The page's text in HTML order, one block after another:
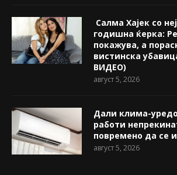
Салма Хајек со
годишна ќерка:
покажува, a
вистинска
ВИДЕО)
август 5, 2026
Дали клима-
работи
повремено да се
август 5, 2026